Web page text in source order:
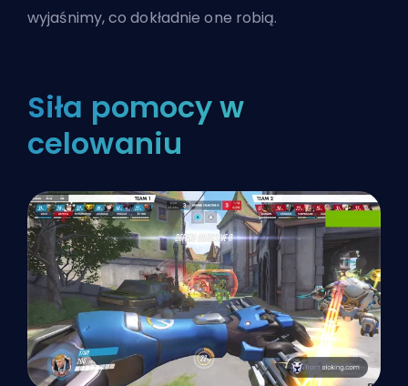
wyjaśnimy, co dokładnie one robią.
Siła pomocy w
celowaniu